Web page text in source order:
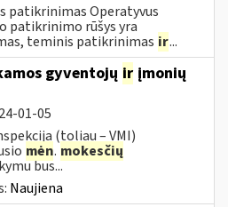
patikrinimas Operatyvus
patikrinimo rūšys yra
teminis patikrinimas ir...
gyventojų ir įmonių
01-05
(toliau – VMI)
mėn. mokesčių
bus...
Naujiena